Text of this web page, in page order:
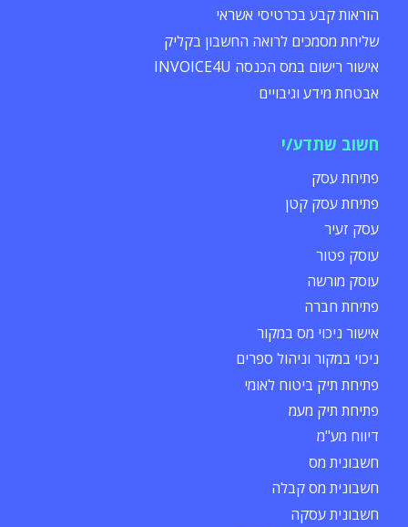
הוראות קבע בכרטיסי אשראי
שליחת מסמכים לרואה החשבון בקליק
אישור רישום במס הכנסה INVOICE4U
אבטחת מידע וגיבויים
חשוב שתדע/י
פתיחת עסק
פתיחת עסק קטן
עסק זעיר
עוסק פטור
עוסק מורשה
פתיחת חברה
אישור ניכוי מס במקור
ניכוי במקור וניהול ספרים
פתיחת תיק ביטוח לאומי
פתיחת תיק מעמ
דיווח מע"מ
חשבונית מס
חשבונית מס קבלה
חשבונית עסקה